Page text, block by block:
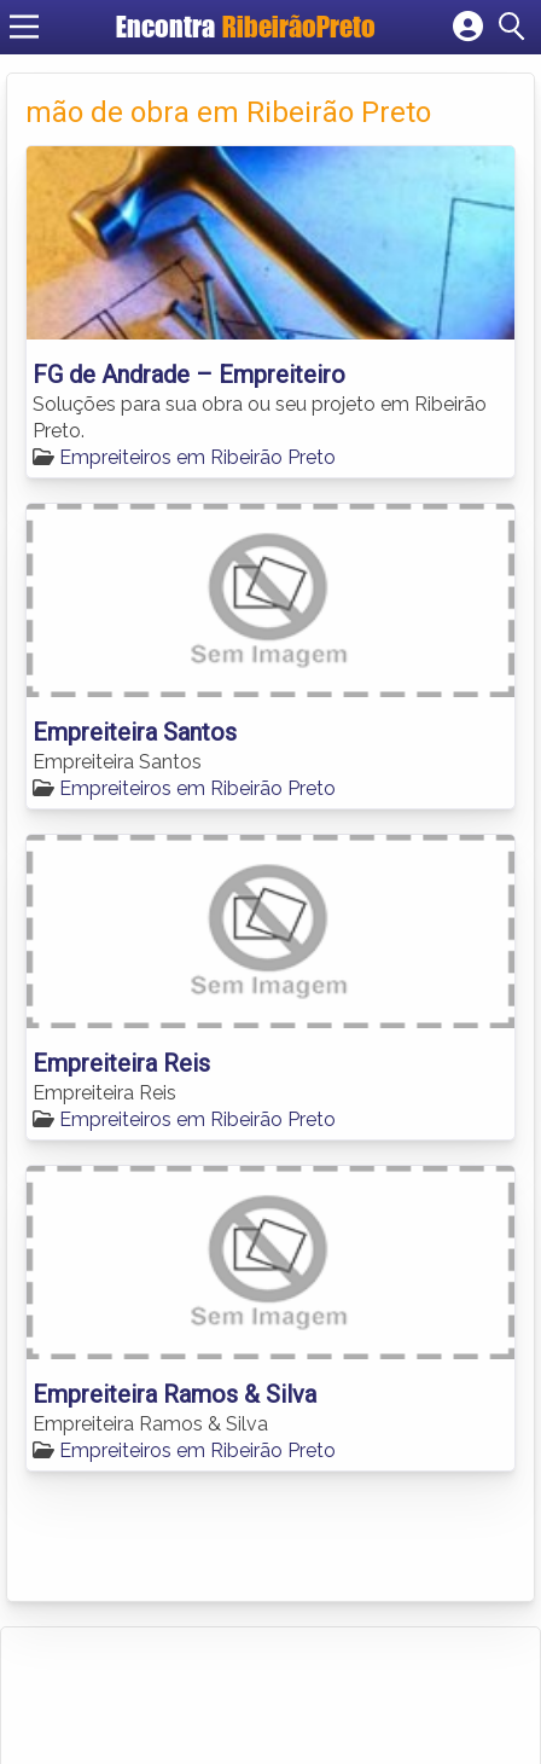
Encontra RibeirãoPreto
Cadastrar empresa
Fazer login
Criar conta
mão de obra em Ribeirão Preto
FG de Andrade – Empreiteiro
Soluções para sua obra ou seu projeto em Ribeirão
Preto.
Empreiteiros em Ribeirão Preto
Empreiteira Santos
Empreiteira Santos
Empreiteiros em Ribeirão Preto
Empreiteira Reis
Empreiteira Reis
Empreiteiros em Ribeirão Preto
Empreiteira Ramos & Silva
Empreiteira Ramos & Silva
Empreiteiros em Ribeirão Preto